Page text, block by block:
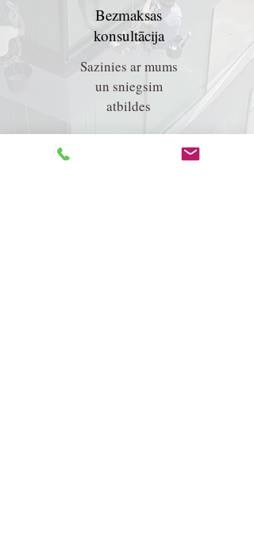
Bezmaksas
konsultācija
Sazinies ar mums
un sniegsim
atbildes